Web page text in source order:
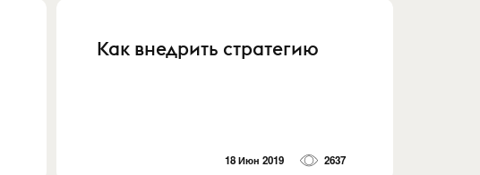
Как внедрить стратегию
18 Июн 2019 2637